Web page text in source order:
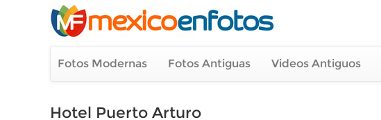
Fotos Modernas Fotos Antiguas Videos Antiguos
Hotel Puerto Arturo